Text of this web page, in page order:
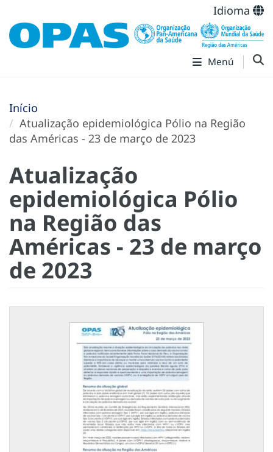
Idioma
Menú
Início
Atualização epidemiológica Pólio na Região
das Américas - 23 de março de 2023
Atualização
epidemiológica Pólio
na Região das
Américas - 23 de março
de 2023